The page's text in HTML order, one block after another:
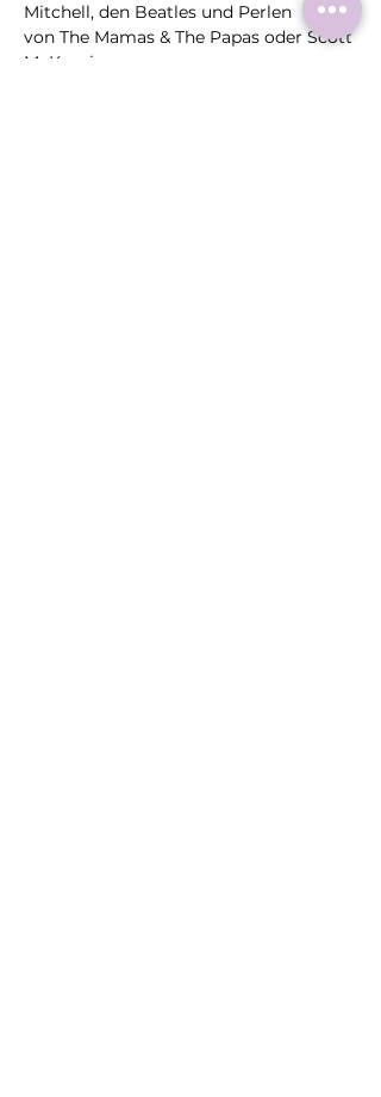
Mitchell, den Beatles und Perlen
von The Mamas & The Papas oder Scott
McKenzie.